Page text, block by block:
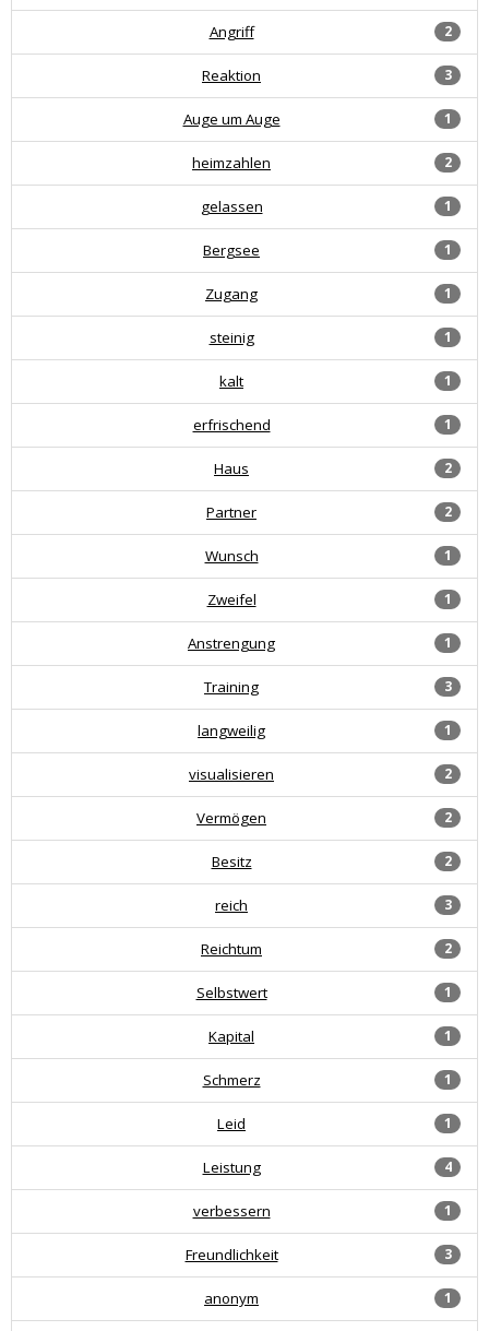
2
Angriff
3
Reaktion
1
Auge um Auge
2
heimzahlen
1
gelassen
1
Bergsee
1
Zugang
1
steinig
1
kalt
1
erfrischend
2
Haus
2
Partner
1
Wunsch
1
Zweifel
1
Anstrengung
3
Training
1
langweilig
2
visualisieren
2
Vermögen
2
Besitz
3
reich
2
Reichtum
1
Selbstwert
1
Kapital
1
Schmerz
1
Leid
4
Leistung
1
verbessern
3
Freundlichkeit
1
anonym